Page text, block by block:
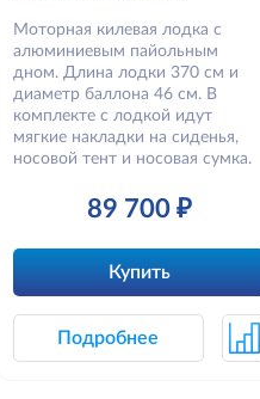
Моторная килевая лодка с
алюминиевым пайольным
дном. Длина лодки 370 см и
диаметр баллона 46 см. В
комплекте с лодкой идут
мягкие накладки на сиденья,
носовой тент и носовая сумка.
89 700 ₽
Купить
Подробнее